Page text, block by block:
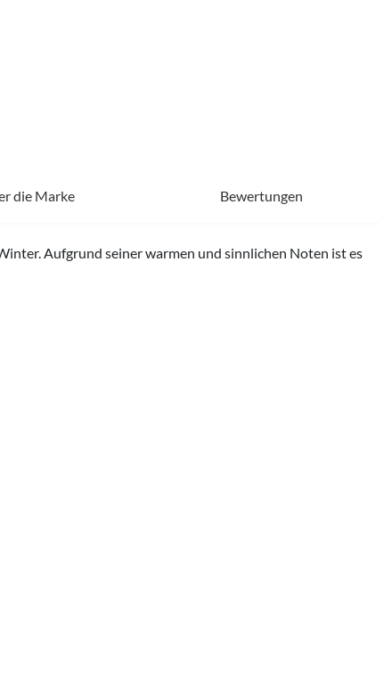
die Marke Bewertungen
Aufgrund seiner warmen und sinnlichen Noten ist es